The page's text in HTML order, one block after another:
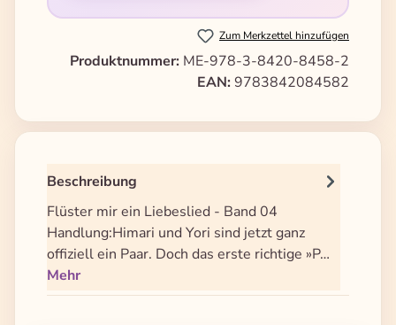
Zum Merkzettel hinzufügen
Produktnummer: ME-978-3-8420-8458-2
EAN: 9783842084582
Beschreibung
Flüster mir ein Liebeslied - Band 04
Handlung:Himari und Yori sind jetzt ganz
offiziell ein Paar. Doch das erste richtige »P…
Mehr